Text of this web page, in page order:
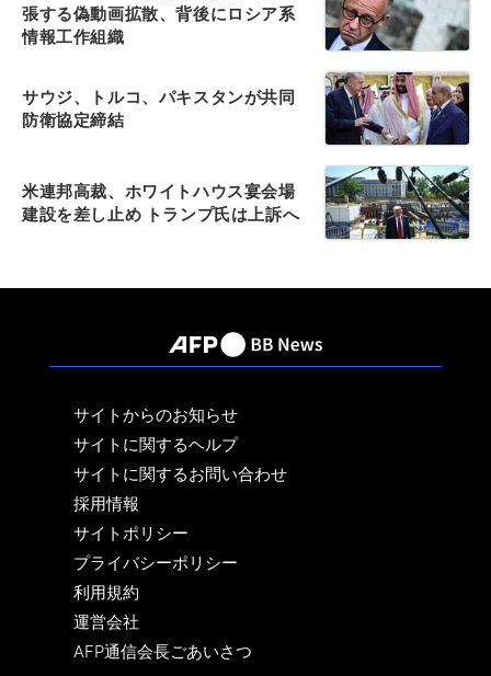
張する偽動画拡散、背後にロシア系
情報工作組織
サウジ、トルコ、パキスタンが共同
防衛協定締結
米連邦高裁、ホワイトハウス宴会場
建設を差し止め トランプ氏は上訴へ
サイトからのお知らせ
サイトに関するヘルプ
サイトに関するお問い合わせ
採用情報
サイトポリシー
プライバシーポリシー
利用規約
運営会社
AFP通信会長ごあいさつ